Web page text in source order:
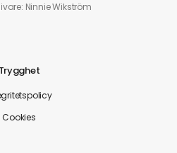
Ninnie Wikström
Trygghet
Cookies